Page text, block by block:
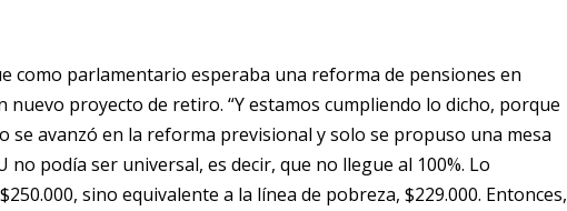
como parlamentario esperaba una reforma de pensiones en
proyecto de retiro. “Y estamos cumpliendo lo dicho, porque
se avanzó en la reforma previsional y solo se propuso una mesa
podía ser universal, es decir, que no llegue al 100%. Lo
sino equivalente a la línea de pobreza, $229.000. Entonces,